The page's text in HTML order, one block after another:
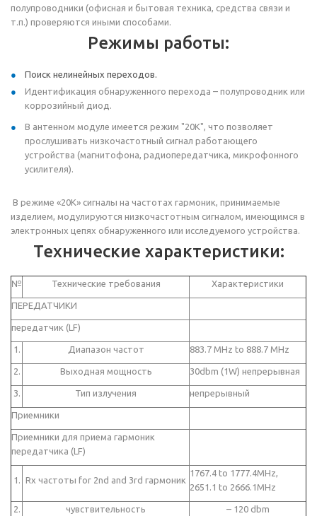
полупроводники (офисная и бытовая техника, средства связи и
т.п.) проверяются иными способами.
Режимы работы:
Поиск нелинейных переходов.
Идентификация обнаруженного перехода – полупроводник или
коррозийный диод.
В антенном модуле имеется режим "20К", что позволяет
прослушивать низкочастотный сигнал работающего
устройства (магнитофона, радиопередатчика, микрофонного
усилителя).
В режиме «20К» сигналы на частотах гармоник, принимаемые
изделием, модулируются низкочастотным сигналом, имеющимся в
электронных цепях обнаруженного или исследуемого устройства.
Технические характеристики:
№ Технические требования Характеристики
ПЕРЕДАТЧИКИ
передатчик (LF)
1. Диапазон частот 883.7 MHz to 888.7 MHz
2. Выходная мощность 30dbm (1W) непрерывная
3. Тип излучения непрерывный
Приемники
Приемники для приема гармоник
передатчика (LF)
1. Rx частоты for 2nd and 3rd гармоник
1767.4 to 1777.4MHz,
2651.1 to 2666.1MHz
2. чувствительность – 120 dbm